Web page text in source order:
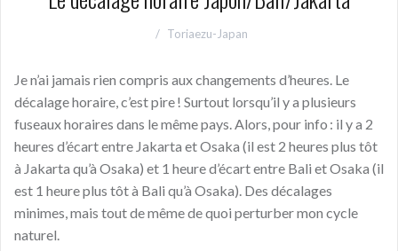
Toriaezu-Japan
Je n’ai jamais rien compris aux changements d’heures. Le
décalage horaire, c’est pire ! Surtout lorsqu’il y a plusieurs
fuseaux horaires dans le même pays. Alors, pour info : il y a 2
heures d’écart entre Jakarta et Osaka (il est 2 heures plus tôt
à Jakarta qu’à Osaka) et 1 heure d’écart entre Bali et Osaka (il
est 1 heure plus tôt à Bali qu’à Osaka). Des décalages
minimes, mais tout de même de quoi perturber mon cycle
naturel.